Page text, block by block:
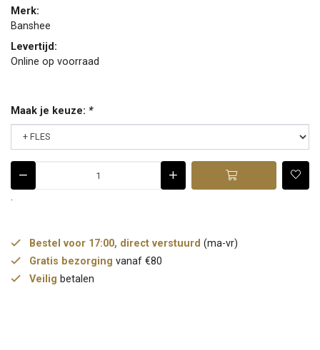
Merk:
Banshee
Levertijd:
Online op voorraad
Maak je keuze: *
.
Bestel voor 17:00, direct verstuurd (ma-vr)
Gratis bezorging vanaf €80
Veilig betalen